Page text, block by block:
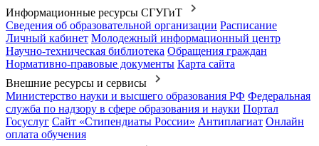
Информационные ресурсы СГУГиТ
Сведения об образовательной организации Расписание
Личный кабинет Молодежный информационный центр
Научно-техническая библиотека Обращения граждан
Нормативно-правовые документы Карта сайта
Внешние ресурсы и сервисы
Министерство науки и высшего образования РФ Федеральная
служба по надзору в сфере образования и науки Портал
Госуслуг Сайт «Стипендиаты России» Антиплагиат Онлайн
оплата обучения